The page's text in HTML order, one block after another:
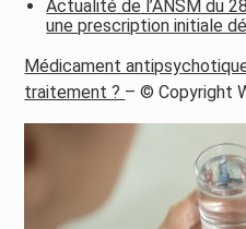
Actualité de l’ANSM du
une prescription initiale
Médicament
traitement ? – © Copyright